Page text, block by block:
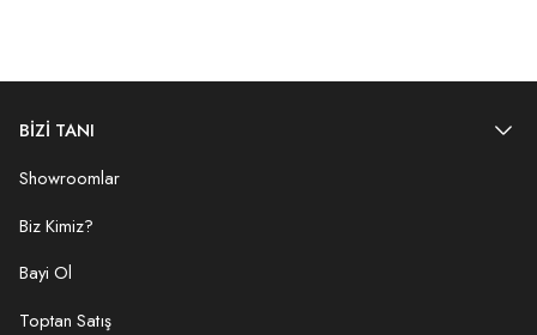
BİZİ TANI
Showroomlar
Biz Kimiz?
Bayi Ol
Toptan Satış